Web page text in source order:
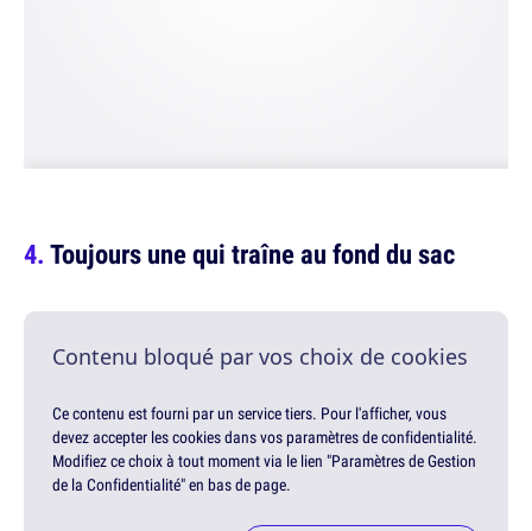
Toujours une qui traîne au fond du sac
Contenu bloqué par vos choix de cookies
Ce contenu est fourni par un service tiers. Pour l'afficher, vous
devez accepter les cookies dans vos paramètres de confidentialité.
Modifiez ce choix à tout moment via le lien "Paramètres de Gestion
de la Confidentialité" en bas de page.